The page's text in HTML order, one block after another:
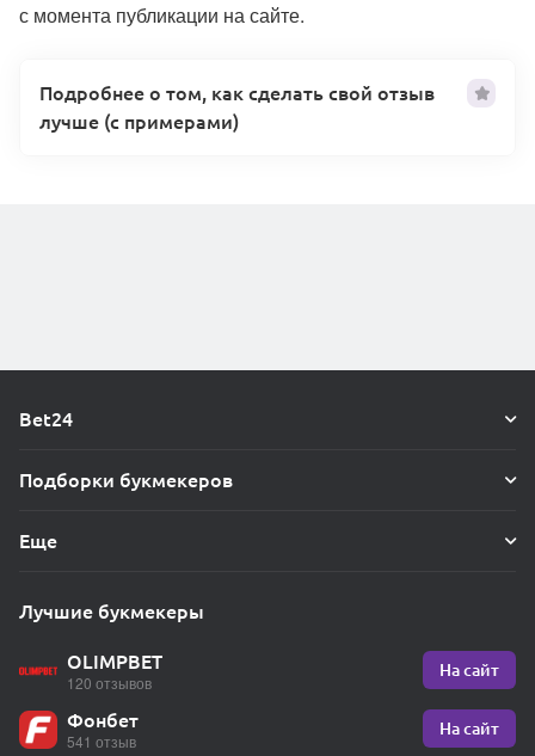
с момента публикации на сайте.
Подробнее о том, как сделать свой отзыв
лучше (с примерами)
Bet24
Подборки букмекеров
Еще
Лучшие букмекеры
OLIMPBET
120 отзывов
На сайт
Фонбет
541 отзыв
На сайт